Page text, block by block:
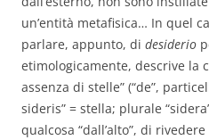
un’entità metafisica… In quel
parlare, appunto, di desiderio
etimologicamente, descrive la
assenza di stelle” (“de”,
sideris” = stella; plurale
qualcosa “dall’alto”, di